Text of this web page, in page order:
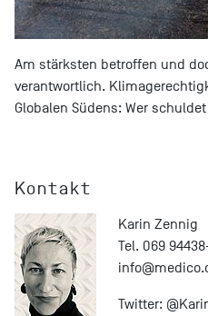
Am stärksten betroffen und
verantwortlich.
Globalen Südens: Wer
Kontakt
Karin Zennig
Tel. 069
info@
Twitter: